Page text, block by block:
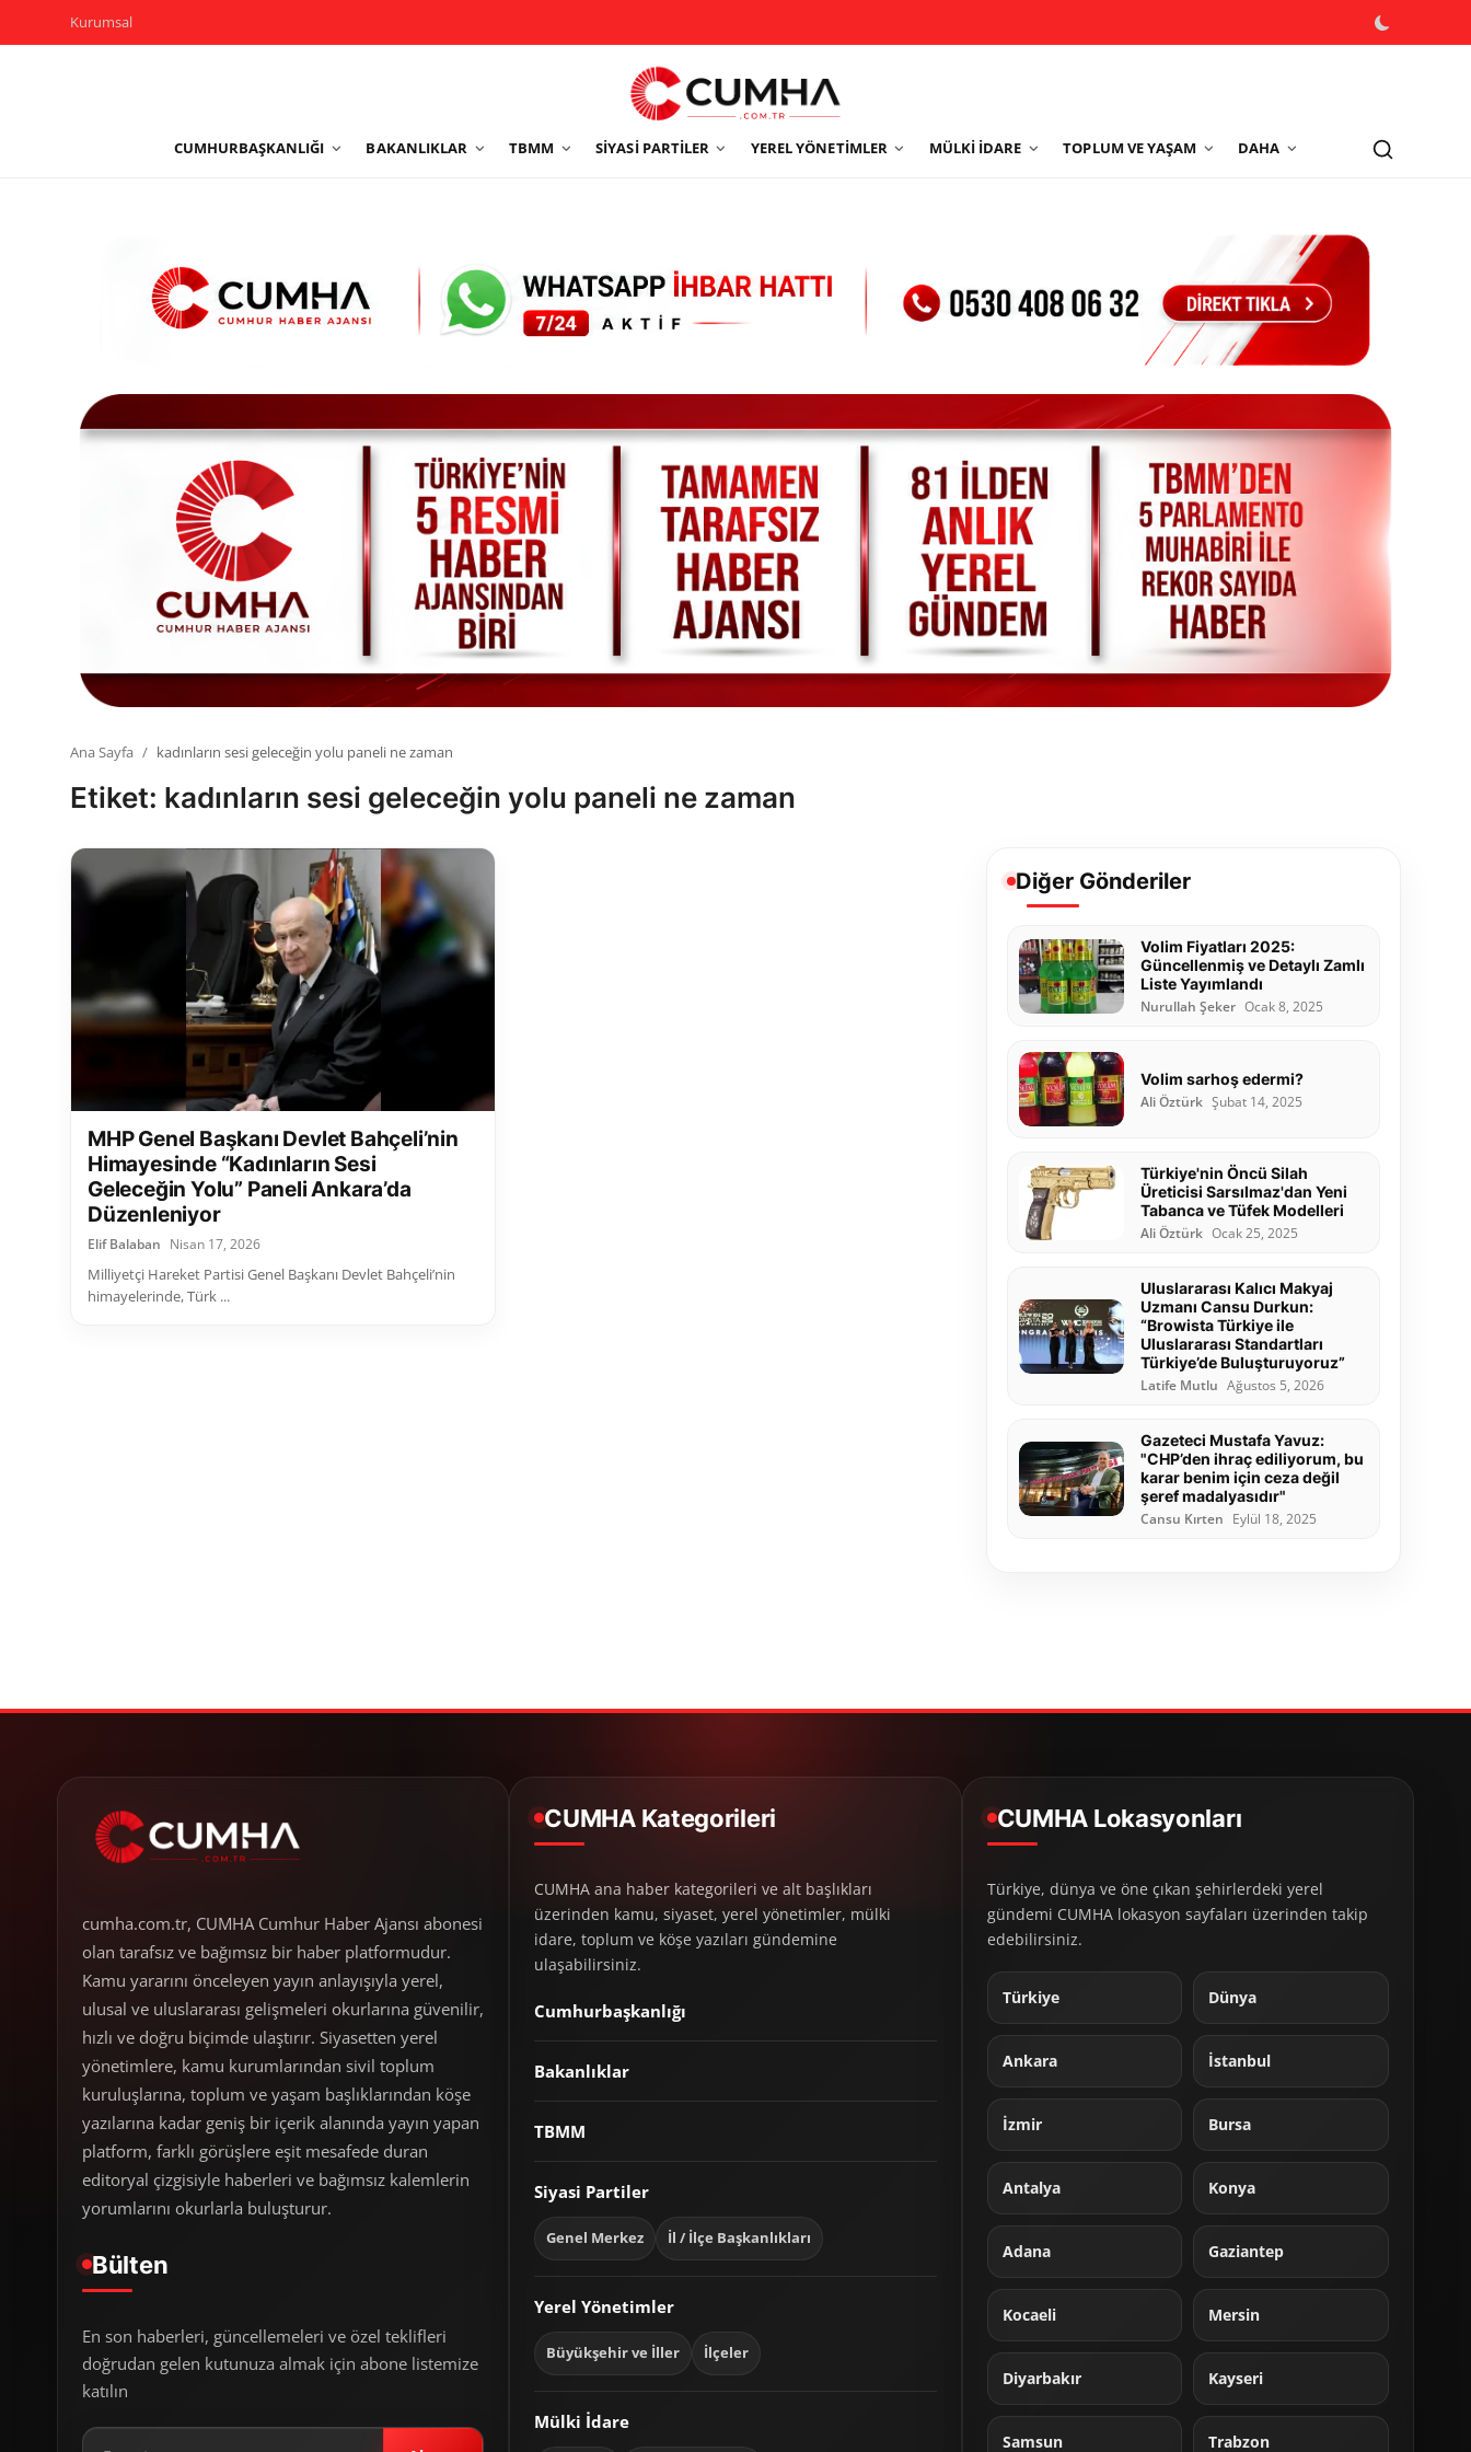
Kurumsal
CUMHURBAŞKANLIĞI BAKANLIKLAR TBMM SIYASI PARTILER YEREL YÖNETIMLER MÜLKI İDARE TOPLUM VE YAŞAM DAHA
Yerel Yönetimler
Sivil Toplum Kuruluşları
Kamu Kurumları ve Üst Kurullar
Resmi Reklamlar
Ana Sayfa kadınların sesi geleceğin yolu paneli ne zaman
Etiket: kadınların sesi geleceğin yolu paneli ne zaman
MHP Genel Başkanı Devlet Bahçeli’nin
Himayesinde “Kadınların Sesi
Geleceğin Yolu” Paneli Ankara’da
Düzenleniyor
Elif Balaban Nisan 17, 2026
Milliyetçi Hareket Partisi Genel Başkanı Devlet Bahçeli’nin
himayelerinde, Türk ...
Diğer Gönderiler
Volim Fiyatları 2025:
Güncellenmiş ve Detaylı Zamlı
Liste Yayımlandı
Nurullah Şeker Ocak 8, 2025
Volim sarhoş edermi?
Ali Öztürk Şubat 14, 2025
Türkiye'nin Öncü Silah
Üreticisi Sarsılmaz'dan Yeni
Tabanca ve Tüfek Modelleri
Ali Öztürk Ocak 25, 2025
Uluslararası Kalıcı Makyaj
Uzmanı Cansu Durkun:
“Browista Türkiye ile
Uluslararası Standartları
Türkiye’de Buluşturuyoruz”
Latife Mutlu Ağustos 5, 2026
Gazeteci Mustafa Yavuz:
"CHP’den ihraç ediliyorum, bu
karar benim için ceza değil
şeref madalyasıdır"
Cansu Kırten Eylül 18, 2025
cumha.com.tr, CUMHA Cumhur Haber Ajansı abonesi
olan tarafsız ve bağımsız bir haber platformudur.
Kamu yararını önceleyen yayın anlayışıyla yerel,
ulusal ve uluslararası gelişmeleri okurlarına güvenilir,
hızlı ve doğru biçimde ulaştırır. Siyasetten yerel
yönetimlere, kamu kurumlarından sivil toplum
kuruluşlarına, toplum ve yaşam başlıklarından köşe
yazılarına kadar geniş bir içerik alanında yayın yapan
platform, farklı görüşlere eşit mesafede duran
editoryal çizgisiyle haberleri ve bağımsız kalemlerin
yorumlarını okurlarla buluşturur.
Bülten
En son haberleri, güncellemeleri ve özel teklifleri
doğrudan gelen kutunuza almak için abone listemize
katılın
CUMHA Kategorileri
CUMHA ana haber kategorileri ve alt başlıkları
üzerinden kamu, siyaset, yerel yönetimler, mülki
idare, toplum ve köşe yazıları gündemine
ulaşabilirsiniz.
Cumhurbaşkanlığı
Bakanlıklar
TBMM
Siyasi Partiler
Genel Merkez İl / İlçe Başkanlıkları
Yerel Yönetimler
Büyükşehir ve İller İlçeler
Mülki İdare
CUMHA Lokasyonları
Türkiye, dünya ve öne çıkan şehirlerdeki yerel
gündemi CUMHA lokasyon sayfaları üzerinden takip
edebilirsiniz.
Türkiye Dünya
Ankara İstanbul
İzmir Bursa
Antalya Konya
Adana Gaziantep
Kocaeli Mersin
Diyarbakır Kayseri
Samsun Trabzon